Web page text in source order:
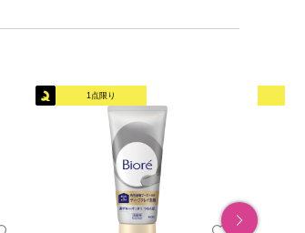
1点限り